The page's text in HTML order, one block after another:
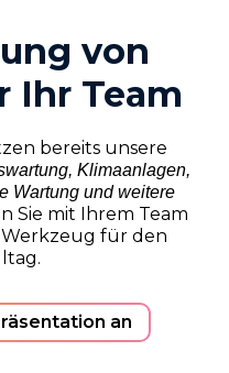
von
Ihr Team
bereits unsere
Klimaanlagen,
Wartung und weitere
Sie mit Ihrem Team
für den
an